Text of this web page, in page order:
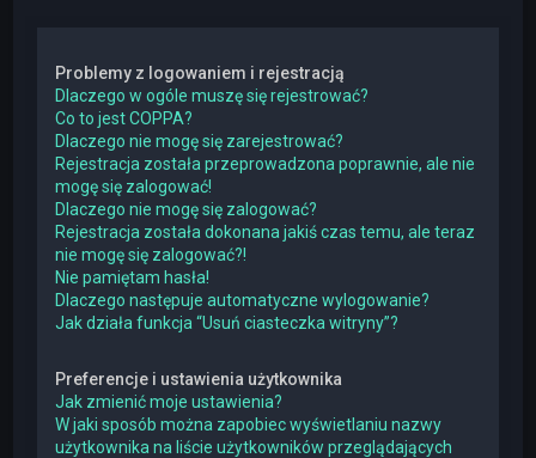
Problemy z logowaniem i rejestracją
Dlaczego w ogóle muszę się rejestrować?
Co to jest COPPA?
Dlaczego nie mogę się zarejestrować?
Rejestracja została przeprowadzona poprawnie, ale nie
mogę się zalogować!
Dlaczego nie mogę się zalogować?
Rejestracja została dokonana jakiś czas temu, ale teraz
nie mogę się zalogować?!
Nie pamiętam hasła!
Dlaczego następuje automatyczne wylogowanie?
Jak działa funkcja “Usuń ciasteczka witryny”?
Preferencje i ustawienia użytkownika
Jak zmienić moje ustawienia?
W jaki sposób można zapobiec wyświetlaniu nazwy
użytkownika na liście użytkowników przeglądających